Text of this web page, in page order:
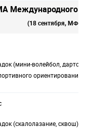
Международного
(18 сентября, МФК
(мини-волейбол, дартс,
(скалолазание, сквош)